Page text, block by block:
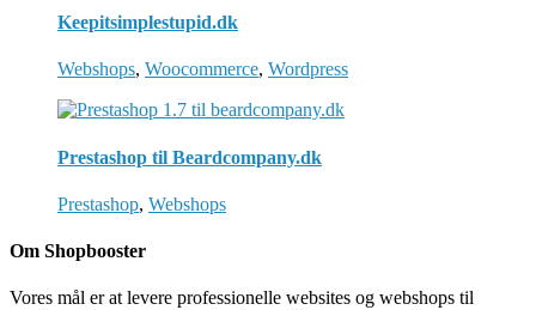
Keepitsimplestupid.dk
Webshops, Woocommerce, Wordpress
Prestashop til Beardcompany.dk
Prestashop, Webshops
Om Shopbooster
Vores mål er at levere professionelle websites og webshops til